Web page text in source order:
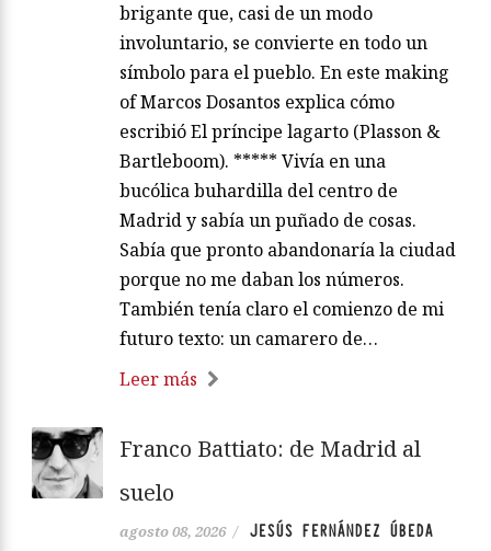
brigante que, casi de un modo
involuntario, se convierte en todo un
símbolo para el pueblo. En este making
of Marcos Dosantos explica cómo
escribió El príncipe lagarto (Plasson &
Bartleboom). ***** Vivía en una
bucólica buhardilla del centro de
Madrid y sabía un puñado de cosas.
Sabía que pronto abandonaría la ciudad
porque no me daban los números.
También tenía claro el comienzo de mi
futuro texto: un camarero de…
Leer más
Franco Battiato: de Madrid al
suelo
agosto 08, 2026 / JESÚS FERNÁNDEZ ÚBEDA